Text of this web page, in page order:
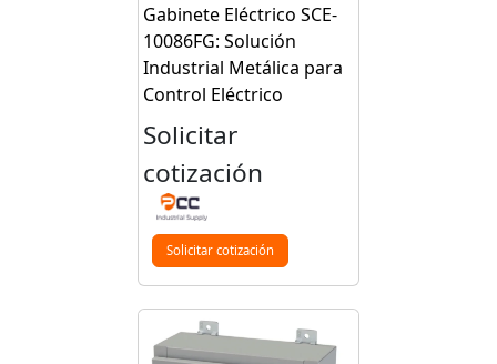
Gabinete Eléctrico SCE-
10086FG: Solución
Industrial Metálica para
Control Eléctrico
Solicitar
cotización
Solicitar cotización